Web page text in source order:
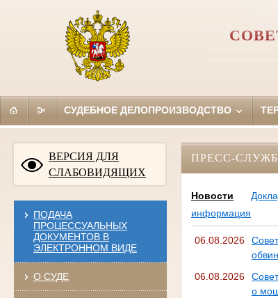
СУДЕБНОЕ ДЕЛОПРОИЗВОДСТВО
ВЕРСИЯ ДЛЯ
СЛАБОВИДЯЩИХ
ПОДАЧА
ПРОЦЕССУАЛЬНЫХ
ДОКУМЕНТОВ В
ЭЛЕКТРОННОМ ВИДЕ
О СУДЕ
ПРЕСС-
Новости
информация
06.08.2026
06.08.2026
о